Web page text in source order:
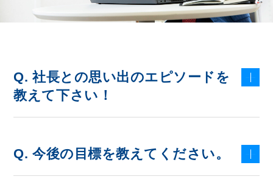
Q. 社長との思い出のエピソードを
教えて下さい！
Q. 今後の目標を教えてください。